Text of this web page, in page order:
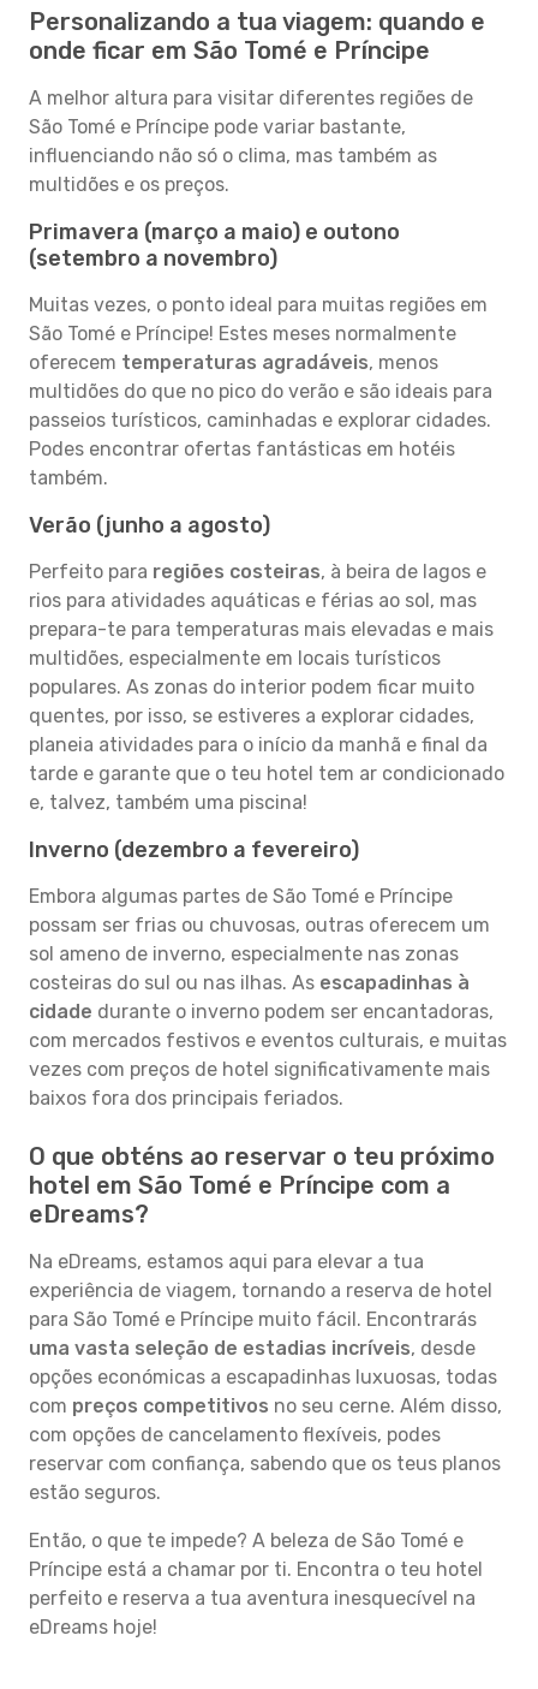
Personalizando a tua viagem: quando e
onde ficar em São Tomé e Príncipe
A melhor altura para visitar diferentes regiões de
São Tomé e Príncipe pode variar bastante,
influenciando não só o clima, mas também as
multidões e os preços.
Primavera (março a maio) e outono
(setembro a novembro)
Muitas vezes, o ponto ideal para muitas regiões em
São Tomé e Príncipe! Estes meses normalmente
oferecem temperaturas agradáveis, menos
multidões do que no pico do verão e são ideais para
passeios turísticos, caminhadas e explorar cidades.
Podes encontrar ofertas fantásticas em hotéis
também.
Verão (junho a agosto)
Perfeito para regiões costeiras, à beira de lagos e
rios para atividades aquáticas e férias ao sol, mas
prepara-te para temperaturas mais elevadas e mais
multidões, especialmente em locais turísticos
populares. As zonas do interior podem ficar muito
quentes, por isso, se estiveres a explorar cidades,
planeia atividades para o início da manhã e final da
tarde e garante que o teu hotel tem ar condicionado
e, talvez, também uma piscina!
Inverno (dezembro a fevereiro)
Embora algumas partes de São Tomé e Príncipe
possam ser frias ou chuvosas, outras oferecem um
sol ameno de inverno, especialmente nas zonas
costeiras do sul ou nas ilhas. As escapadinhas à
cidade durante o inverno podem ser encantadoras,
com mercados festivos e eventos culturais, e muitas
vezes com preços de hotel significativamente mais
baixos fora dos principais feriados.
O que obténs ao reservar o teu próximo
hotel em São Tomé e Príncipe com a
eDreams?
Na eDreams, estamos aqui para elevar a tua
experiência de viagem, tornando a reserva de hotel
para São Tomé e Príncipe muito fácil. Encontrarás
uma vasta seleção de estadias incríveis, desde
opções económicas a escapadinhas luxuosas, todas
com preços competitivos no seu cerne. Além disso,
com opções de cancelamento flexíveis, podes
reservar com confiança, sabendo que os teus planos
estão seguros.
Então, o que te impede? A beleza de São Tomé e
Príncipe está a chamar por ti. Encontra o teu hotel
perfeito e reserva a tua aventura inesquecível na
eDreams hoje!